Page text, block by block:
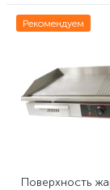
Рекомендуем
Поверхность